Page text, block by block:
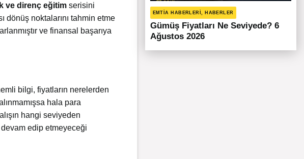
ve direnç eğitim serisini
dönüş noktalarını tahmin etme
ve finansal başarıya
bilgi, fiyatların nerelerden
hala para
hangi seviyeden
edip etmeyeceği
EMTIA HABERLERI, HABERLER
Gümüş Fiyatları Ne Seviyede? 6
Ağustos 2026